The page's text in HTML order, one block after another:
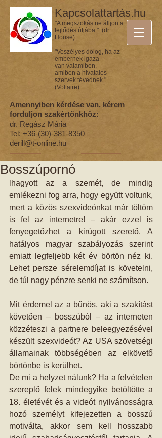
Kapcsolattartás.hu
"A megszokás ne álljon a
fejlődés útjába." (dr.
House)
"Veszélyes dolog, ha az
embernek igaza
van valamiben,
amiben a hivatalos
szervek tévednek."
(Voltaire)
Amennyiben kérdése van, kérem
forduljon szakértőnkhöz:
dr. Regász Mária
Tel: +36-(30)-381-8350
derill@t-online.hu
Bosszúpornó
lhagyott az a szemét, de mindig
emlékezni fog arra, hogy együtt voltunk,
mert a közös szexvideónkat már töltöm
is fel az internetre! – akár ezzel is
fenyegetőzhet a kirúgott szerető. A
hatályos magyar szabályozás szerint
emiatt legfeljebb két év börtön néz ki.
Lehet persze sérelemdíjat is követelni,
de túl nagy pénzre senki ne számítson.
Mit érdemel az a bűnös, aki a szakítást
követően – bosszúból – az interneten
közzéteszi a partnere beleegyezésével
készült szexvideót? Az USA szövetségi
államainak többségében az elkövető
börtönbe is kerülhet.
De mi a helyzet nálunk? Ha a felvételen
szereplő felek mindegyike betöltötte a
18. életévét és a videót nyilvánosságra
hozó személyt kifejezetten a bosszú
motiválta, akkor sem kell hosszabb